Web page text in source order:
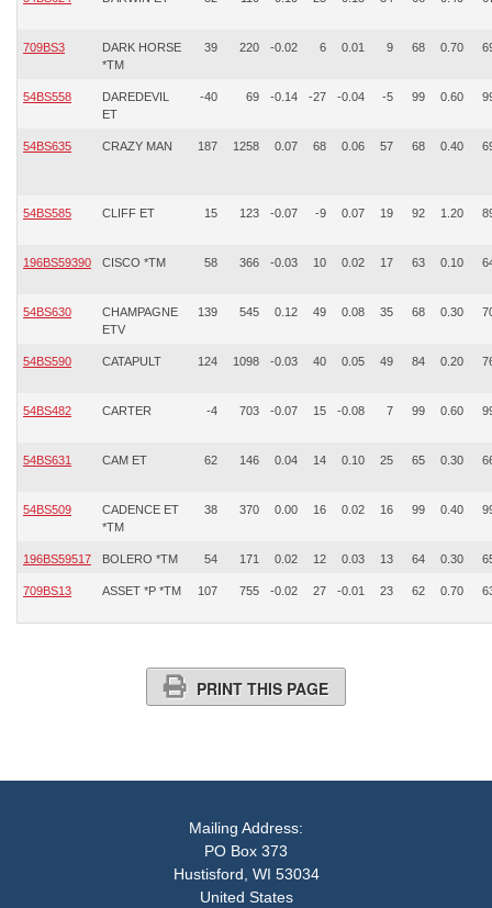
709BS3
DARK HORSE
*TM
39 220 -0.02 6 0.01 9 68 0.70
54BS558
DAREDEVIL
ET
-40 69 -0.14 -27 -0.04 -5 99 0.60
54BS635 CRAZY MAN 187 1258 0.07 68 0.06 57 68 0.40
54BS585 CLIFF ET 15 123 -0.07 -9 0.07 19 92 1.20
196BS59390 CISCO *TM 58 366 -0.03 10 0.02 17 63 0.10
54BS630
CHAMPAGNE
ETV
139 545 0.12 49 0.08 35 68 0.30
54BS590 CATAPULT 124 1098 -0.03 40 0.05 49 84 0.20
54BS482 CARTER -4 703 -0.07 15 -0.08 7 99 0.60
54BS631 CAM ET 62 146 0.04 14 0.10 25 65 0.30
54BS509
CADENCE ET
*TM
38 370 0.00 16 0.02 16 99 0.40
196BS59517 BOLERO *TM 54 171 0.02 12 0.03 13 64 0.30
709BS13 ASSET *P *TM 107 755 -0.02 27 -0.01 23 62 0.70
PRINT THIS PAGE
Mailing Address:
PO Box 373
Hustisford, WI 53034
United States